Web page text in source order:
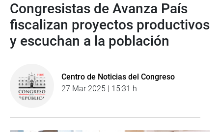
Congresistas de Avanza País
fiscalizan proyectos productivos
y escuchan a la población
Centro de Noticias del Congreso
27 Mar 2025 | 15:31 h